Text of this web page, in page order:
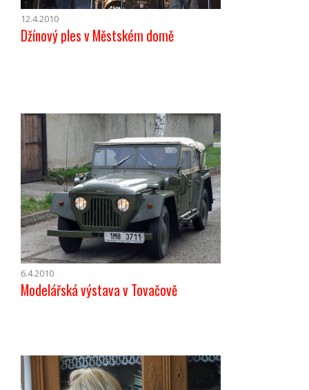
12.4.2010
Džínový ples v Městském domě
6.4.2010
Modelářská výstava v Tovačově